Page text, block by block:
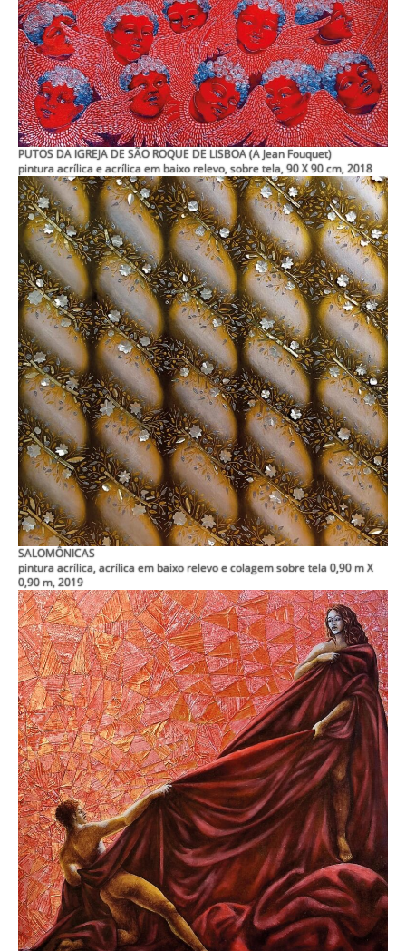
PUTOS DA IGREJA DE SÃO ROQUE DE LISBOA (A Jean Fouquet)
pintura acrílica e acrílica em baixo relevo, sobre tela, 90 X 90 cm, 2018
SALOMÔNICAS
pintura acrílica, acrílica em baixo relevo e colagem sobre tela 0,90 m X
0,90 m, 2019